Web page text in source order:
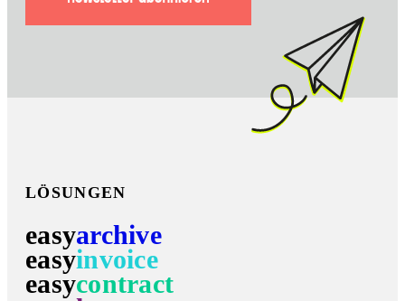
LÖSUNGEN
easyarchive
easyinvoice
easycontract